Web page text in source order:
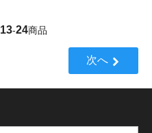
13-24商品
次へ